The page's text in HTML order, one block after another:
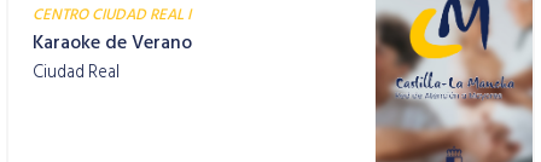
CENTRO CIUDAD REAL I
Karaoke de Verano
Ciudad Real